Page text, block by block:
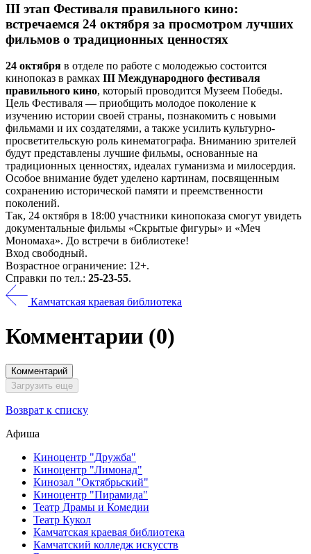
III этап Фестиваля правильного кино:
встречаемся 24 октября за просмотром лучших
фильмов о традиционных ценностях
24 октября в отделе по работе с молодежью состоится
кинопоказ в рамках III Международного фестиваля
правильного кино, который проводится Музеем Победы.
Цель Фестиваля — приобщить молодое поколение к
изучению истории своей страны, познакомить с новыми
фильмами и их создателями, а также усилить культурно-
просветительскую роль кинематографа. Вниманию зрителей
будут представлены лучшие фильмы, основанные на
традиционных ценностях, идеалах гуманизма и милосердия.
Особое внимание будет уделено картинам, посвященным
сохранению исторической памяти и преемственности
поколений.
Так, 24 октября в 18:00 участники кинопоказа смогут увидеть
документальные фильмы «Скрытые фигуры» и «Меч
Мономаха». До встречи в библиотеке!
Вход свободный.
Возрастное ограничение: 12+.
Справки по тел.: 25-23-55.
Камчатская краевая библиотека
Комментарии (0)
Комментарий
Загрузить еще
Возврат к списку
Афиша
Киноцентр "Дружба"
Киноцентр "Лимонад"
Кинозал "Октябрьский"
Киноцентр "Пирамида"
Театр Драмы и Комедии
Театр Кукол
Камчатская краевая библиотека
Камчатский колледж искусств